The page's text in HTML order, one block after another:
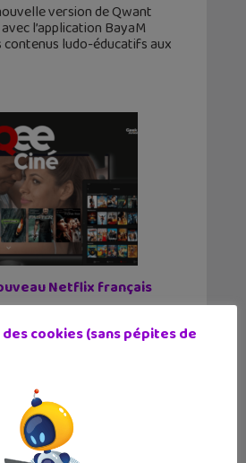
version de Qwant
l’application BayaM
ludo-éducatifs aux
Netflix français
populaires, on peut citer
cookies (sans pépites de